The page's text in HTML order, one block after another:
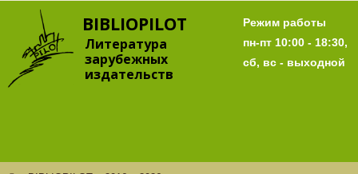
BIBLIOPILOT
Литература
зарубежных
издательств
Режим работы
пн-пт 10:00 - 18:30,
сб, вс - выходной